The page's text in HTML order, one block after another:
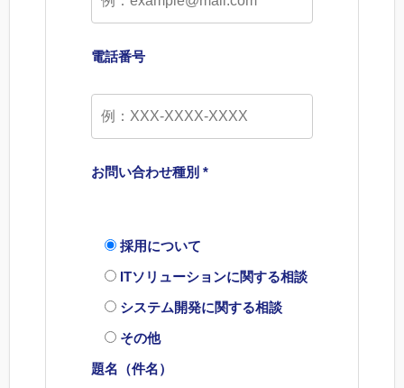
電話番号
お問い合わせ種別 *
採用について
ITソリューションに関する相談
システム開発に関する相談
その他
題名（件名）